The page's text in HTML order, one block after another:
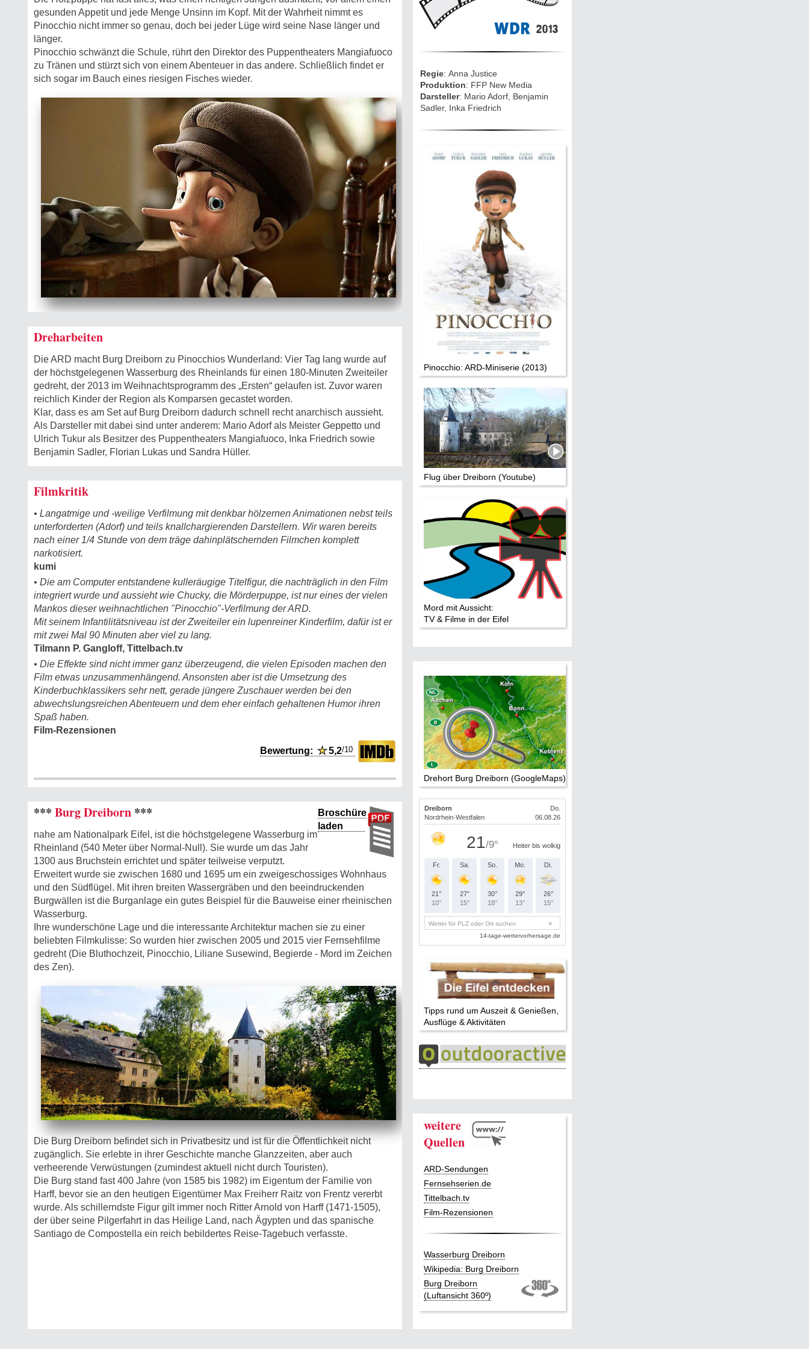
gesunden Appetit und jede Menge Unsinn im Kopf. Mit der Wahrheit nimmt es
Pinocchio nicht immer so genau, doch bei jeder Lüge wird seine Nase länger und
länger.
Pinocchio schwänzt die Schule, rührt den Direktor des Puppentheaters Mangiafuoco
zu Tränen und stürzt sich von einem Abenteuer in das andere. Schließlich findet er
sich sogar im Bauch eines riesigen Fisches wieder.
Dreharbeiten
Die ARD macht Burg Dreiborn zu Pinocchios Wunderland: Vier Tag lang wurde auf
der höchstgelegenen Wasserburg des Rheinlands für einen 180-Minuten Zweiteiler
gedreht, der 2013 im Weihnachtsprogramm des „Ersten“ gelaufen ist. Zuvor waren
reichlich Kinder der Region als Komparsen gecastet worden.
Klar, dass es am Set auf Burg Dreiborn dadurch schnell recht anarchisch aussieht.
Als Darsteller mit dabei sind unter anderem: Mario Adorf als Meister Geppetto und
Ulrich Tukur als Besitzer des Puppentheaters Mangiafuoco, Inka Friedrich sowie
Benjamin Sadler, Florian Lukas und Sandra Hüller.
Filmkritik
• Langatmige und -weilige Verfilmung mit denkbar hölzernen Animationen nebst teils
unterforderten (Adorf) und teils knallchargierenden Darstellern. Wir waren bereits
nach einer 1/4 Stunde von dem träge dahinplätschernden Filmchen komplett
narkotisiert.
kumi
• Die am Computer entstandene kulleräugige Titelfigur, die nachträglich in den Film
integriert wurde und aussieht wie Chucky, die Mörderpuppe, ist nur eines der vielen
Mankos dieser weihnachtlichen "Pinocchio"-Verfilmung der ARD.
Mit seinem Infantilitätsniveau ist der Zweiteiler ein lupenreiner Kinderfilm, dafür ist er
mit zwei Mal 90 Minuten aber viel zu lang.
Tilmann P. Gangloff, Tittelbach.tv
• Die Effekte sind nicht immer ganz überzeugend, die vielen Episoden machen den
Film etwas unzusammenhängend. Ansonsten aber ist die Umsetzung des
Kinderbuchklassikers sehr nett, gerade jüngere Zuschauer werden bei den
abwechslungsreichen Abenteuern und dem eher einfach gehaltenen Humor ihren
Spaß haben.
Film-Rezensionen
Bewertung:★5,2/10
Broschüre
laden
*** Burg Dreiborn ***
nahe am Nationalpark Eifel, ist die höchstgelegene Wasserburg im
Rheinland (540 Meter über Normal-Null). Sie wurde um das Jahr
1300 aus Bruchstein errichtet und später teilweise verputzt.
Erweitert wurde sie zwischen 1680 und 1695 um ein zweigeschossiges Wohnhaus
und den Südflügel. Mit ihren breiten Wassergräben und den beeindruckenden
Burgwällen ist die Burganlage ein gutes Beispiel für die Bauweise einer rheinischen
Wasserburg.
Ihre wunderschöne Lage und die interessante Architektur machen sie zu einer
beliebten Filmkulisse: So wurden hier zwischen 2005 und 2015 vier Fernsehfilme
gedreht (Die Bluthochzeit, Pinocchio, Liliane Susewind, Begierde - Mord im Zeichen
des Zen).
Die Burg Dreiborn befindet sich in Privatbesitz und ist für die Öffentlichkeit nicht
zugänglich. Sie erlebte in ihrer Geschichte manche Glanzzeiten, aber auch
verheerende Verwüstungen (zumindest aktuell nicht durch Touristen).
Die Burg stand fast 400 Jahre (von 1585 bis 1982) im Eigentum der Familie von
Harff, bevor sie an den heutigen Eigentümer Max Freiherr Raitz von Frentz vererbt
wurde. Als schillerndste Figur gilt immer noch Ritter Arnold von Harff (1471-1505),
der über seine Pilgerfahrt in das Heilige Land, nach Ägypten und das spanische
Santiago de Compostella ein reich bebildertes Reise-Tagebuch verfasste.
Die Eifel entdecken
Eifelevents
Drehorte & Tatorte
Gutenachtgeschichte
Die Autoren
TV & Kino
Die Stars:
Wer hat wo gedreht?
Mediathek
Impressum
Datenschutz
2013
Regie: Anna Justice
Produktion: FFP New Media
Darsteller: Mario Adorf, Benjamin
Sadler, Inka Friedrich
Pinocchio: ARD-Miniserie (2013)
Flug über Dreiborn (Youtube)
Mord mit Aussicht:
TV & Filme in der Eifel
Drehort Burg Dreiborn (GoogleMaps)
Tipps rund um Auszeit & Genießen,
Ausflüge & Aktivitäten
weitere
Quellen
ARD-Sendungen
Fernsehserien.de
Tittelbach.tv
Film-Rezensionen
Wasserburg Dreiborn
Wikipedia: Burg Dreiborn
Burg Dreiborn
(Luftansicht 360º)